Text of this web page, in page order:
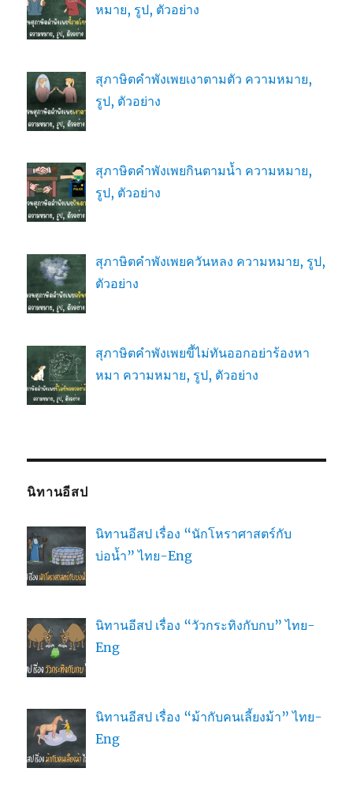
หมาย, รูป, ตัวอย่าง
สุภาษิตคำพังเพยเงาตามตัว ความหมาย,
รูป, ตัวอย่าง
สุภาษิตคำพังเพยกินตามน้ำ ความหมาย,
รูป, ตัวอย่าง
สุภาษิตคำพังเพยควันหลง ความหมาย, รูป,
ตัวอย่าง
สุภาษิตคำพังเพยขี้ไม่ทันออกอย่าร้องหา
หมา ความหมาย, รูป, ตัวอย่าง
นิทานอีสป
นิทานอีสป เรื่อง “นักโหราศาสตร์กับ
บ่อน้ำ” ไทย-Eng
นิทานอีสป เรื่อง “วัวกระทิงกับกบ” ไทย-
Eng
นิทานอีสป เรื่อง “ม้ากับคนเลี้ยงม้า” ไทย-
Eng